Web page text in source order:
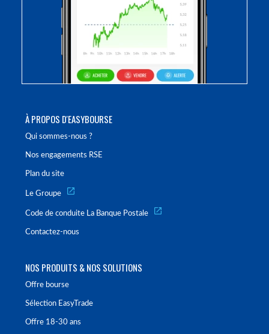
À PROPOS D'EASYBOURSE
Qui sommes-nous ?
Nos engagements RSE
Plan du site
Le Groupe
Code de conduite La Banque Postale
Contactez-nous
NOS PRODUITS & NOS SOLUTIONS
Offre bourse
Sélection EasyTrade
Offre 18-30 ans